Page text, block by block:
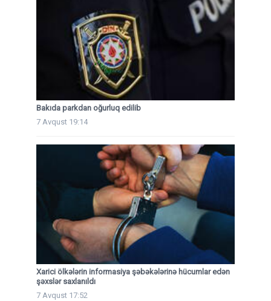
Bakıda parkdan oğurluq edilib
7 Avqust 19:14
Xarici ölkələrin informasiya şəbəkələrinə hücumlar edən
şəxslər saxlanıldı
7 Avqust 17:52